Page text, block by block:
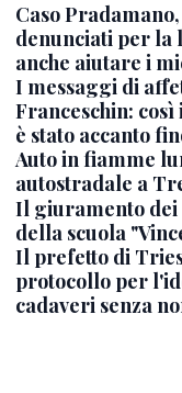
Caso
denunciati per la
anche aiutare i
I messaggi di
Franceschin:
è stato accanto
Auto in fiamme
autostradale a
Il giuramento dei
della scuola
Il prefetto di
protocollo per
cadaveri senza